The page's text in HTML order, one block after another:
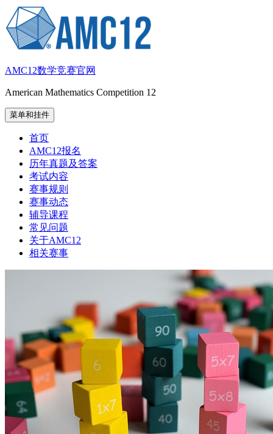
至
内
AMC12数学竞赛官网
American Mathematics Competition 12
菜单和挂件
首页
AMC12报名
历年真题及答案
考试内容
赛事规则
赛事动态
辅导课程
常见问题
关于AMC12
相关赛事